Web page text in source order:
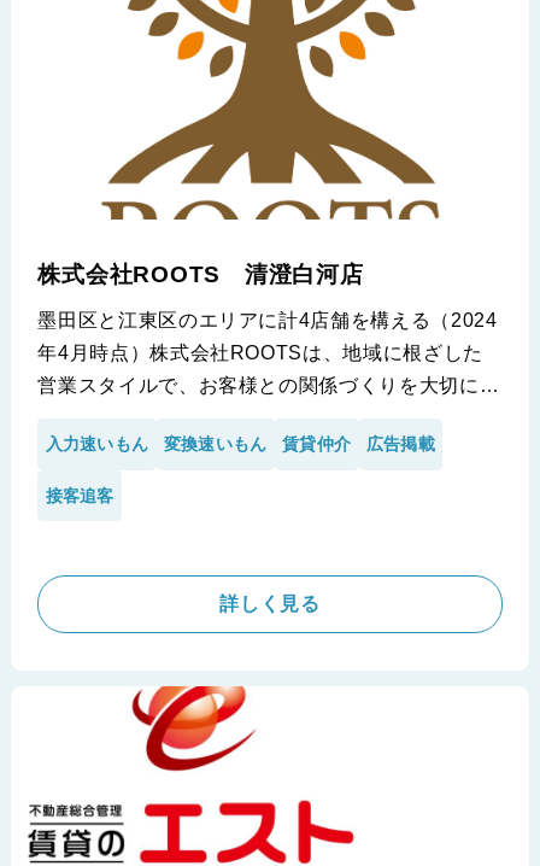
い、開業をご検討の会社様は必見の内容となってお
ります。ぜひご覧ください。
※いい部屋ネット 三軒茶屋店 株式会社ONE RED様の導入事
株式会社ROOTS 清澄白河店
墨田区と江東区のエリアに計4店舗を構える（2024
年4月時点）株式会社ROOTSは、地域に根ざした
営業スタイルで、お客様との関係づくりを大切にさ
小山代表自身が元々営業の出身ということもあり、
同社の営業スタッフにも営業に専念させたいお考え
状の課題も根掘り葉掘りお聞きさせて頂きました！
入力速いもん 変換速いもん 賃貸仲介 広告掲載
接客追客
詳しく見る